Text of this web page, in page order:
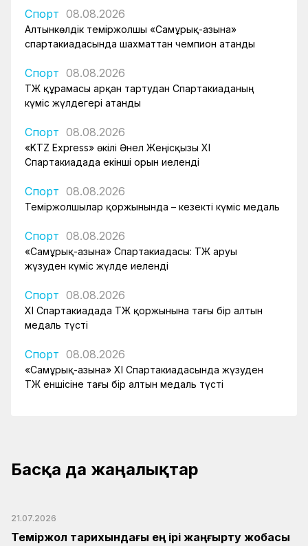
Спорт 08.08.2026
Алтынкөлдік теміржолшы «Самұрық-Қазына»
спартакиадасында шахматтан чемпион атанды
Спорт 08.08.2026
ҚТЖ құрамасы арқан тартудан Спартакиаданың
күміс жүлдегері атанды
Спорт 08.08.2026
«KTZ Express» өкілі Әнел Жеңісқызы XI
Спартакиадада екінші орын иеленді
Спорт 08.08.2026
Теміржолшылар қоржынында – кезекті күміс медаль
Спорт 08.08.2026
«Самұрық-Қазына» Спартакиадасы: ҚТЖ аруы
жүзуден күміс жүлде иеленді
Спорт 08.08.2026
XI Спартакиадада ҚТЖ қоржынына тағы бір алтын
медаль түсті
Спорт 08.08.2026
«Самұрық-Қазына» XI Спартакиадасында жүзуден
ҚТЖ еншісіне тағы бір алтын медаль түсті
Басқа да жаңалықтар
21.07.2026
Теміржол тарихындағы ең ірі жаңғырту жобасы